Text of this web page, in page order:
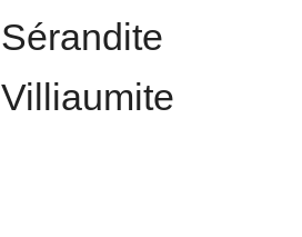
Sérandite
Villiaumite